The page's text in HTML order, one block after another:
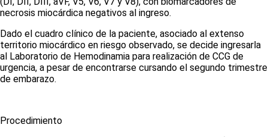
necrosis miocárdica negativos al ingreso.
Dado el cuadro clínico de la paciente, asociado al extenso
territorio miocárdico en riesgo observado, se decide ingresarla
al Laboratorio de Hemodinamia para realización de CCG de
urgencia, a pesar de encontrarse cursando el segundo trimestre
de embarazo.
Procedimiento